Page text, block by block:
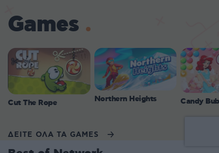
Games
Cut The Rope Northern Heights Candy
ΔΕΙΤΕ ΟΛΑ ΤΑ GAMES